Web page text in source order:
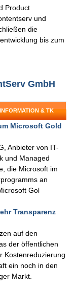
Product
und
die
bis zum
GmbH
& TK
Microsoft Gold
Anbieter von IT-
und Managed
die Microsoft im
an
Gol
Transparenz
auf den
der öffentlichen
Kostenreduzierung
ein noch in den
Markt.